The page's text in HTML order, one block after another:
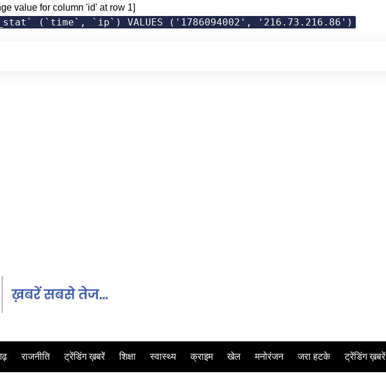
value for column 'id' at row 1]
(`time`, `ip`) VALUES ('1786094002', '216.73.216.86')
राजनीति ट्रेंडिंग ख़बरें शिक्षा स्वास्थ्य क्राइम खेल मनोरंजन जरा हटके ट्रेंडिंग ख़बरें